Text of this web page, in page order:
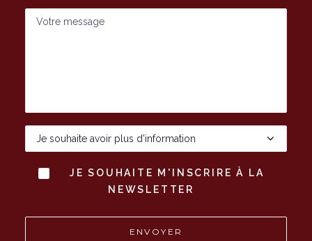
JE SOUHAITE M'INSCRIRE À LA
NEWSLETTER